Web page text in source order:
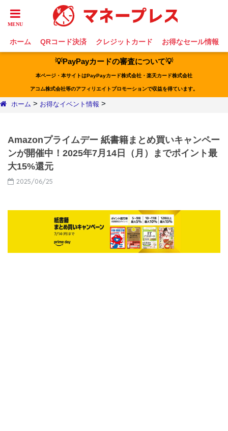
ホーム QRコード決済 クレジットカード お得なセール情報
💡PayPayカードの審査について💡
本ページ・本サイトはPayPayカード株式会社・楽天カード株式会社
アコム株式会社等のアフィリエイトプロモーションで収益を得ています。
ホーム > お得なイベント情報 >
Amazonプライムデー 紙書籍まとめ買いキャンペー
ンが開催中！2025年7月14日（月）までポイント最
大15%還元
2025/06/25